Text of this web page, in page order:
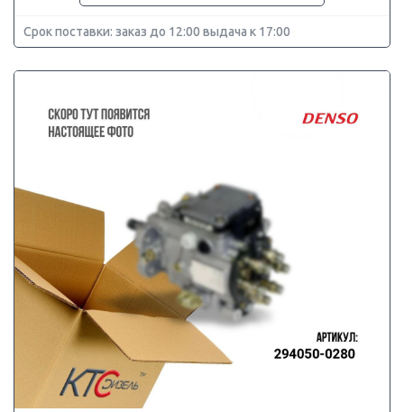
Срок поставки: заказ до 12:00 выдача к 17:00